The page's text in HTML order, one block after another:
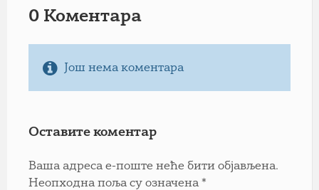
0 Коментарa
Још нема коментара
Оставите коментар
Ваша адреса е-поште неће бити објављена.
Неопходна поља су означена *